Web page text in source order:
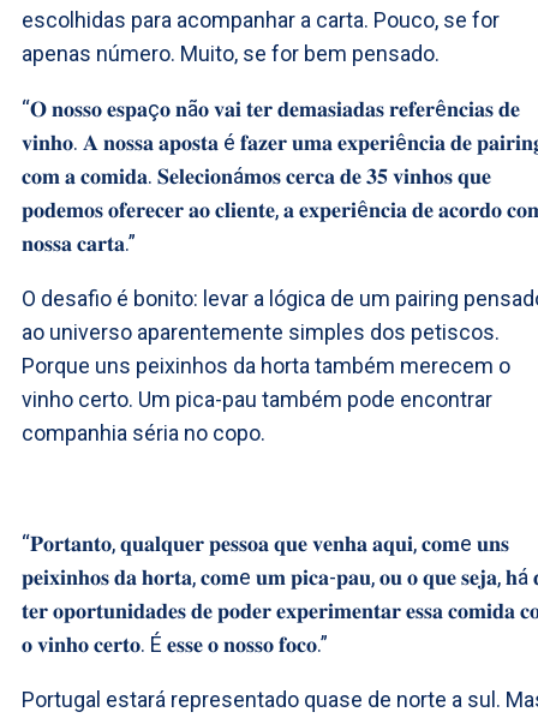
escolhidas para acompanhar a carta. Pouco, se for
apenas número. Muito, se for bem pensado.
“𝐎 𝐧𝐨𝐬𝐬𝐨 𝐞𝐬𝐩𝐚ç𝐨 𝐧ã𝐨 𝐯𝐚𝐢 𝐭𝐞𝐫 𝐝𝐞𝐦𝐚𝐬𝐢𝐚𝐝𝐚𝐬 𝐫𝐞𝐟𝐞𝐫ê𝐧𝐜𝐢𝐚𝐬 𝐝𝐞
𝐯𝐢𝐧𝐡𝐨. 𝐀 𝐧𝐨𝐬𝐬𝐚 𝐚𝐩𝐨𝐬𝐭𝐚 é 𝐟𝐚𝐳𝐞𝐫 𝐮𝐦𝐚 𝐞𝐱𝐩𝐞𝐫𝐢ê𝐧𝐜𝐢𝐚 𝐝𝐞
𝐜𝐨𝐦 𝐚 𝐜𝐨𝐦𝐢𝐝𝐚. 𝐒𝐞𝐥𝐞𝐜𝐢𝐨𝐧á𝐦𝐨𝐬 𝐜𝐞𝐫𝐜𝐚 𝐝𝐞 𝟑𝟓 𝐯𝐢𝐧𝐡𝐨𝐬 𝐪𝐮𝐞
𝐩𝐨𝐝𝐞𝐦𝐨𝐬 𝐨𝐟𝐞𝐫𝐞𝐜𝐞𝐫 𝐚𝐨 𝐜𝐥𝐢𝐞𝐧𝐭𝐞, 𝐚 𝐞𝐱𝐩𝐞𝐫𝐢ê𝐧𝐜𝐢𝐚 𝐝𝐞 𝐚𝐜𝐨𝐫𝐝𝐨
𝐧𝐨𝐬𝐬𝐚 𝐜𝐚𝐫𝐭𝐚.”
O desafio é bonito: levar a lógica de um pairing
ao universo aparentemente simples dos petiscos.
Porque uns peixinhos da horta também merecem o
vinho certo. Um pica-pau também pode encontrar
companhia séria no copo.
“𝐏𝐨𝐫𝐭𝐚𝐧𝐭𝐨, 𝐪𝐮𝐚𝐥𝐪𝐮𝐞𝐫 𝐩𝐞𝐬𝐬𝐨𝐚 𝐪𝐮𝐞 𝐯𝐞𝐧𝐡𝐚 𝐚𝐪𝐮𝐢, 𝐜𝐨𝐦e 𝐮𝐧𝐬
𝐩𝐞𝐢𝐱𝐢𝐧𝐡𝐨𝐬 𝐝𝐚 𝐡𝐨𝐫𝐭𝐚, 𝐜𝐨𝐦e 𝐮𝐦 𝐩𝐢𝐜𝐚-𝐩𝐚𝐮, 𝐨𝐮 𝐨 𝐪𝐮𝐞 𝐬𝐞𝐣𝐚, 𝐡á
𝐭𝐞𝐫 𝐨𝐩𝐨𝐫𝐭𝐮𝐧𝐢𝐝𝐚𝐝𝐞𝐬 𝐝𝐞 𝐩𝐨𝐝𝐞𝐫 𝐞𝐱𝐩𝐞𝐫𝐢𝐦𝐞𝐧𝐭𝐚𝐫 𝐞𝐬𝐬𝐚 𝐜𝐨𝐦𝐢𝐝𝐚
𝐨 𝐯𝐢𝐧𝐡𝐨 𝐜𝐞𝐫𝐭𝐨. É 𝐞𝐬𝐬𝐞 𝐨 𝐧𝐨𝐬𝐬𝐨 𝐟𝐨𝐜𝐨.”
Portugal estará representado quase de norte a sul.